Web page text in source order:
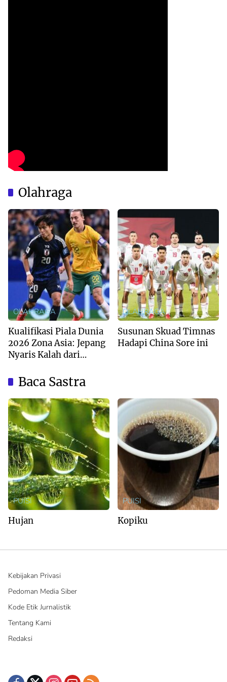
Olahraga
OLAHRAGA
Kualifikasi Piala Dunia
2026 Zona Asia: Jepang
Nyaris Kalah dari
OLAHRAGA
Susunan Skuad Timnas
Hadapi China Sore ini
Baca Sastra
PUISI
Hujan
PUISI
Kopiku
Kebijakan Privasi
Pedoman Media Siber
Kode Etik Jurnalistik
Tentang Kami
Redaksi